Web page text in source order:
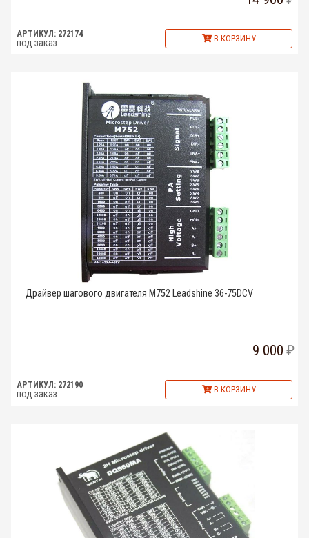
АРТИКУЛ: 272174
под заказ В КОРЗИНУ
Драйвер шагового двигателя M752 Leadshine 36-75DCV
9 000
АРТИКУЛ: 272190
под заказ В КОРЗИНУ